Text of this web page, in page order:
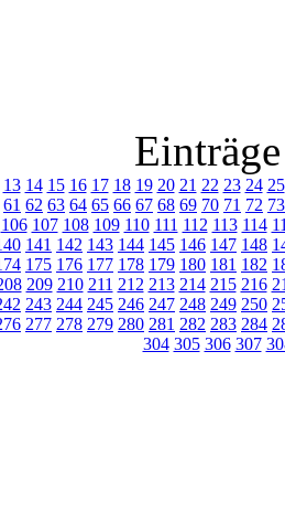
13 14 15 16 17 18 19 20 21 22 23 24 25
61 62 63 64 65 66 67 68 69 70 71 72 73
106 107 108 109 110 111 112 113 114
141 142 143 144 145 146 147 148
175 176 177 178 179 180 181 182
209 210 211 212 213 214 215 216
243 244 245 246 247 248 249 250
277 278 279 280 281 282 283 284
304 305 306 307